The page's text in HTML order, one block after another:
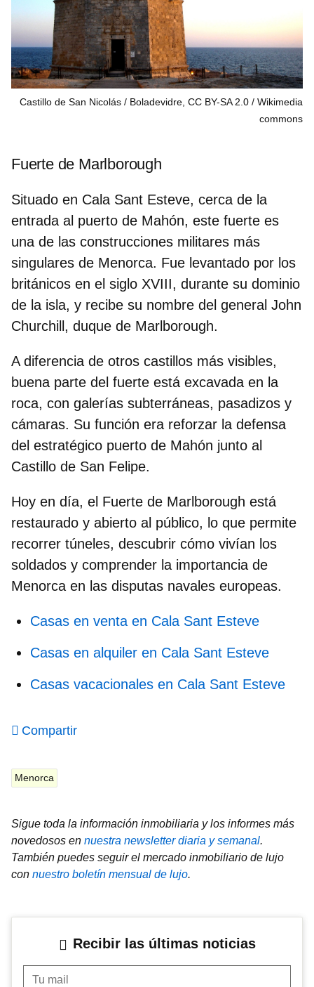
Castillo de San Nicolás / Boladevidre, CC BY-SA 2.0
Wikimedia
commons
Fuerte de Marlborough
Situado en Cala Sant Esteve, cerca de la
entrada al puerto de Mahón, este fuerte es
una de las construcciones militares más
singulares de Menorca. Fue levantado por los
británicos en el siglo XVIII, durante su dominio
de la isla, y recibe su nombre del general John
Churchill, duque de Marlborough.
A diferencia de otros castillos más visibles,
buena parte del fuerte está excavada en la
roca, con galerías subterráneas, pasadizos y
cámaras. Su función era reforzar la defensa
del estratégico puerto de Mahón junto al
Castillo de San Felipe.
Hoy en día, el Fuerte de Marlborough está
restaurado y abierto al público, lo que permite
recorrer túneles, descubrir cómo vivían los
soldados y comprender la importancia de
Menorca en las disputas navales europeas.
Casas en venta en Cala Sant Esteve
Casas en alquiler en Cala Sant Esteve
Casas vacacionales en Cala Sant Esteve
Compartir
Menorca
Sigue toda la información inmobiliaria y los informes más
novedosos en nuestra newsletter diaria y semanal.
También puedes seguir el mercado inmobiliario de lujo
con nuestro boletín mensual de lujo.
Recibir las últimas noticias
Tu mail